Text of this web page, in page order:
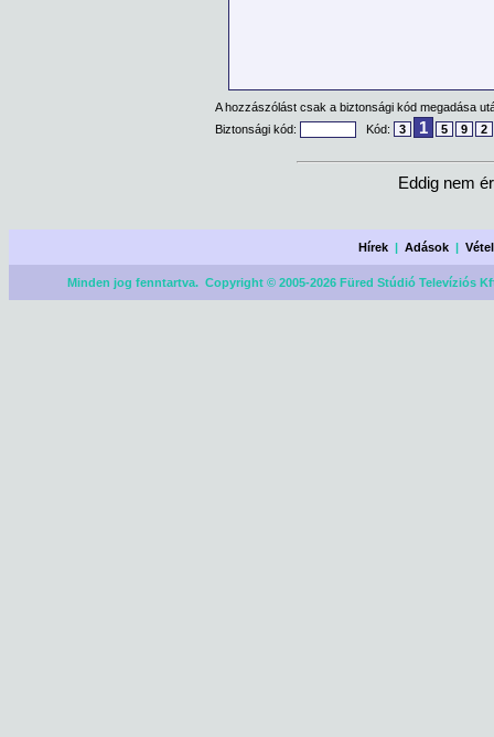
A hozzászólást csak a biztonsági kód megadása
Biztonsági kód:
Kód: 3 1 5 9 2
Eddig nem
Hírek |Adások |
Minden jog fenntartva. Copyright © 2005-2026 Füred Stúdió Televíziós